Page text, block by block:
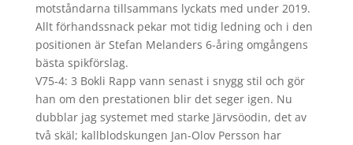
motståndarna tillsammans lyckats med under 2019.
Allt förhandssnack pekar mot tidig ledning och i den
positionen är Stefan Melanders 6-åring omgångens
bästa spikförslag.
V75-4: 3 Bokli Rapp vann senast i snygg stil och gör
han om den prestationen blir det seger igen. Nu
dubblar jag systemet med starke Järvsöodin, det av
två skäl; kallblodskungen Jan-Olov Persson har